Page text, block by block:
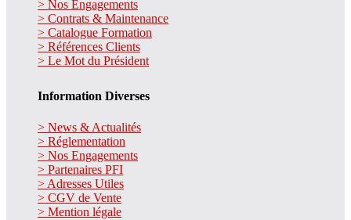
> Nos Engagements
> Contrats & Maintenance
> Catalogue Formation
> Références Clients
> Le Mot du Président
Information Diverses
> News & Actualités
> Réglementation
> Nos Engagements
> Partenaires PFI
> Adresses Utiles
> CGV de Vente
> Mention légale